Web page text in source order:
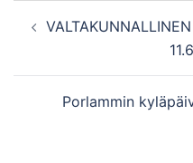
navigation
Porlammin